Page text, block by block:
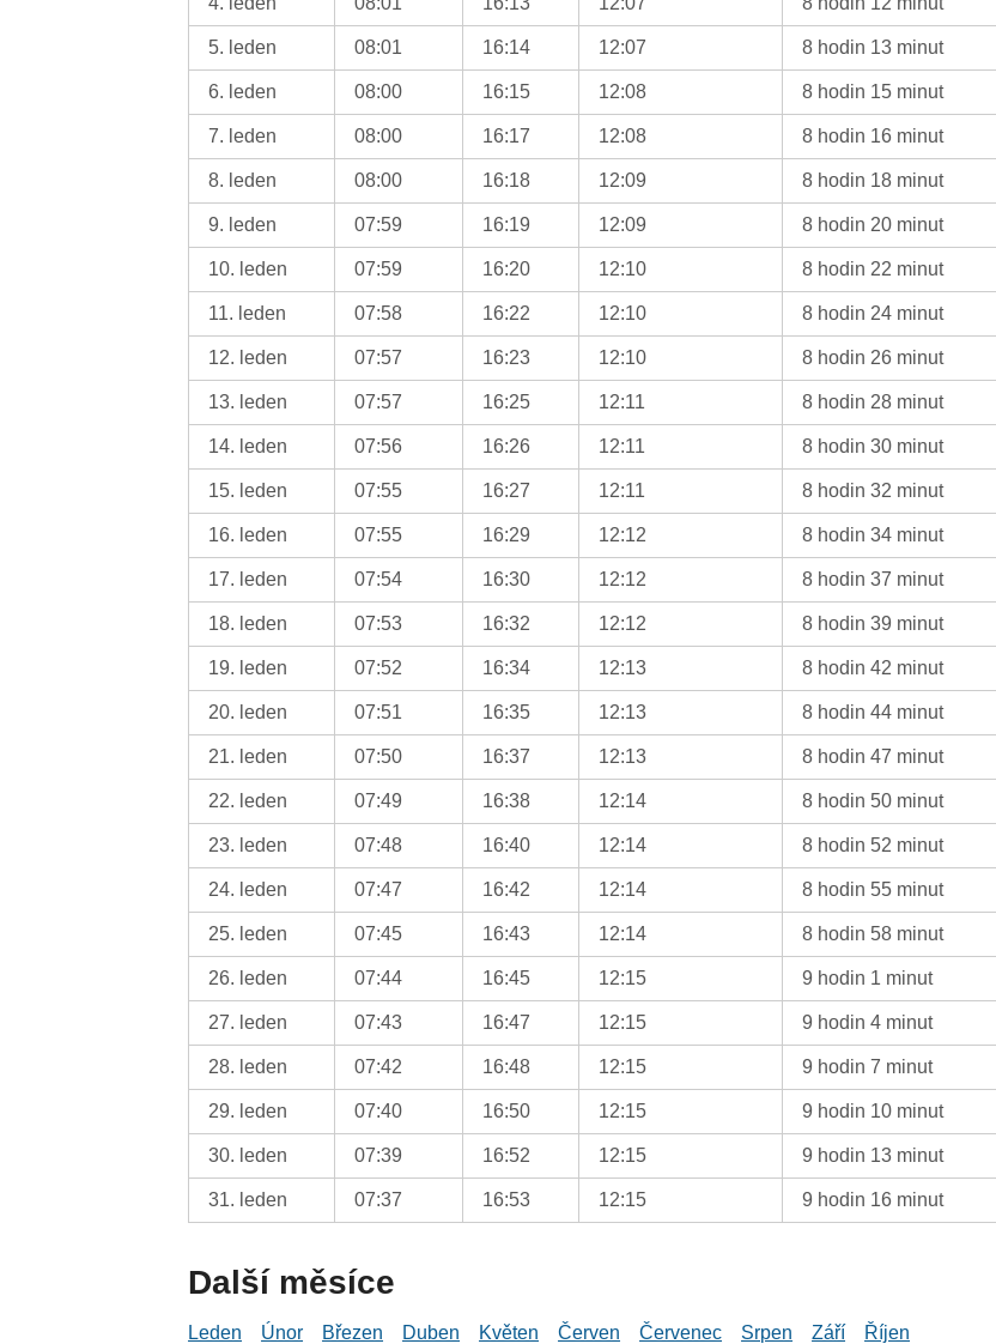
5. leden 08:01 16:14 12:07 8 hodin 13 minut
6. leden 08:00 16:15 12:08 8 hodin 15 minut
7. leden 08:00 16:17 12:08 8 hodin 16 minut
8. leden 08:00 16:18 12:09 8 hodin 18 minut
9. leden 07:59 16:19 12:09 8 hodin 20 minut
10. leden 07:59 16:20 12:10 8 hodin 22 minut
11. leden 07:58 16:22 12:10 8 hodin 24 minut
12. leden 07:57 16:23 12:10 8 hodin 26 minut
13. leden 07:57 16:25 12:11 8 hodin 28 minut
14. leden 07:56 16:26 12:11 8 hodin 30 minut
15. leden 07:55 16:27 12:11 8 hodin 32 minut
16. leden 07:55 16:29 12:12 8 hodin 34 minut
17. leden 07:54 16:30 12:12 8 hodin 37 minut
18. leden 07:53 16:32 12:12 8 hodin 39 minut
19. leden 07:52 16:34 12:13 8 hodin 42 minut
20. leden 07:51 16:35 12:13 8 hodin 44 minut
21. leden 07:50 16:37 12:13 8 hodin 47 minut
22. leden 07:49 16:38 12:14 8 hodin 50 minut
23. leden 07:48 16:40 12:14 8 hodin 52 minut
24. leden 07:47 16:42 12:14 8 hodin 55 minut
25. leden 07:45 16:43 12:14 8 hodin 58 minut
26. leden 07:44 16:45 12:15 9 hodin 1 minut
27. leden 07:43 16:47 12:15 9 hodin 4 minut
28. leden 07:42 16:48 12:15 9 hodin 7 minut
29. leden 07:40 16:50 12:15 9 hodin 10 minut
30. leden 07:39 16:52 12:15 9 hodin 13 minut
31. leden 07:37 16:53 12:15 9 hodin 16 minut
Další měsíce
Leden Únor Březen Duben Květen Červen Červenec Srpen Září
Říjen